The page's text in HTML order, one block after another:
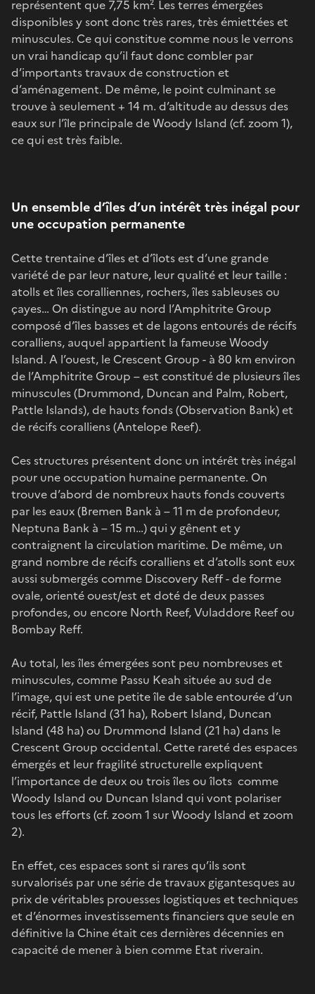
représentent que 7,75 km². Les terres émergées
disponibles y sont donc très rares, très émiettées et
minuscules. Ce qui constitue comme nous le verrons
un vrai handicap qu’il faut donc combler par
d’importants travaux de construction et
d’aménagement. De même, le point culminant se
trouve à seulement + 14 m. d’altitude au dessus des
eaux sur l’île principale de Woody Island (cf. zoom 1),
ce qui est très faible.
Un ensemble d’îles d’un intérêt très inégal pour
une occupation permanente
Cette trentaine d’îles et d’îlots est d’une grande
variété de par leur nature, leur qualité et leur taille :
atolls et îles coralliennes, rochers, îles sableuses ou
çayes… On distingue au nord l’Amphitrite Group
composé d’îles basses et de lagons entourés de récifs
coralliens, auquel appartient la fameuse Woody
Island. A l’ouest, le Crescent Group - à 80 km environ
de l’Amphitrite Group – est constitué de plusieurs îles
minuscules (Drummond, Duncan and Palm, Robert,
Pattle Islands), de hauts fonds (Observation Bank) et
de récifs coralliens (Antelope Reef).
Ces structures présentent donc un intérêt très inégal
pour une occupation humaine permanente. On
trouve d’abord de nombreux hauts fonds couverts
par les eaux (Bremen Bank à – 11 m de profondeur,
Neptuna Bank à – 15 m…) qui y gênent et y
contraignent la circulation maritime. De même, un
grand nombre de récifs coralliens et d’atolls sont eux
aussi submergés comme Discovery Reff - de forme
ovale, orienté ouest/est et doté de deux passes
profondes, ou encore North Reef, Vuladdore Reef ou
Bombay Reff.
Au total, les îles émergées sont peu nombreuses et
minuscules, comme Passu Keah située au sud de
l’image, qui est une petite île de sable entourée d’un
récif, Pattle Island (31 ha), Robert Island, Duncan
Island (48 ha) ou Drummond Island (21 ha) dans le
Crescent Group occidental. Cette rareté des espaces
émergés et leur fragilité structurelle expliquent
l’importance de deux ou trois îles ou îlots comme
Woody Island ou Duncan Island qui vont polariser
tous les efforts (cf. zoom 1 sur Woody Island et zoom
2).
En effet, ces espaces sont si rares qu’ils sont
survalorisés par une série de travaux gigantesques au
prix de véritables prouesses logistiques et techniques
et d’énormes investissements financiers que seule en
définitive la Chine était ces dernières décennies en
capacité de mener à bien comme Etat riverain.